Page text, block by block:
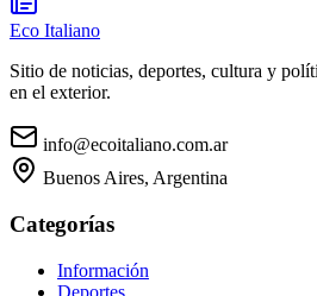
Eco Italiano
Sitio de noticias, deportes, cultura y
en el exterior.
info@ecoitaliano.com.ar
Buenos Aires, Argentina
Categorías
Información
Deportes